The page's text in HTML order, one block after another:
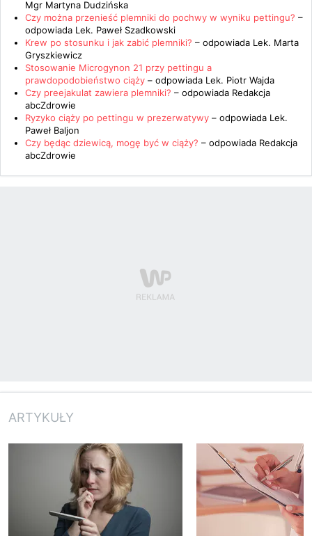
Mgr Martyna Dudzińska
Czy można przenieść plemniki do pochwy w wyniku pettingu? –
odpowiada Lek. Paweł Szadkowski
Krew po stosunku i jak zabić plemniki? – odpowiada Lek. Marta
Gryszkiewicz
Stosowanie Microgynon 21 przy pettingu a
prawdopodobieństwo ciąży – odpowiada Lek. Piotr Wajda
Czy preejakulat zawiera plemniki? – odpowiada Redakcja
abcZdrowie
Ryzyko ciąży po pettingu w prezerwatywy – odpowiada Lek.
Paweł Baljon
Czy będąc dziewicą, mogę być w ciąży? – odpowiada Redakcja
abcZdrowie
ARTYKUŁY